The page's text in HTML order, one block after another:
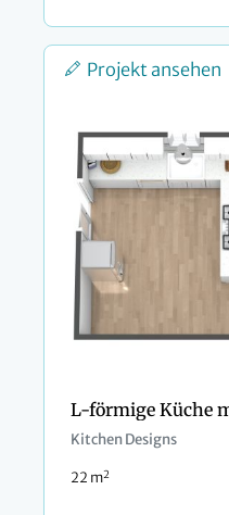
Projekt ansehen
L-förmige Küche
Kitchen Designs
22 m2